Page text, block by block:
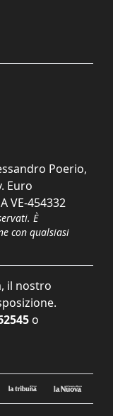
Poerio,
Euro
VE-454332
È
con qualsiasi
il nostro
o